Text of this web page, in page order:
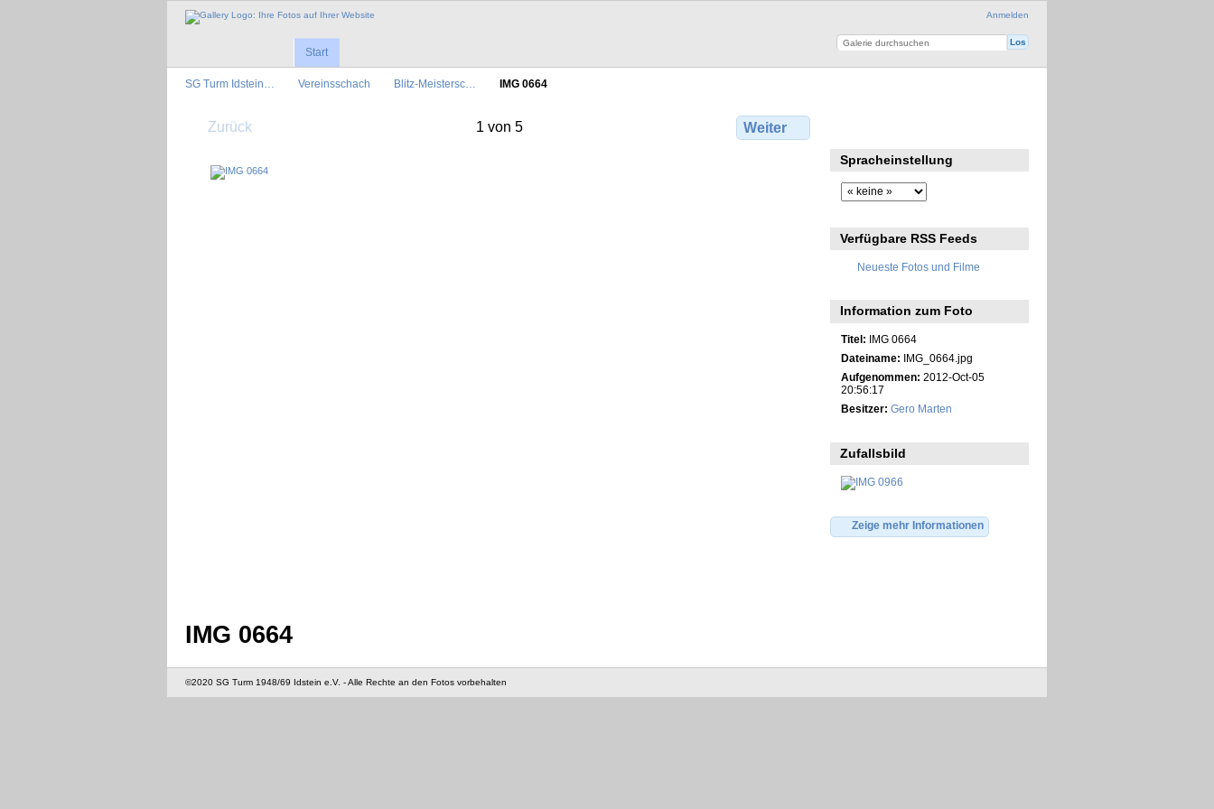
Anmelden
Start
SG Turm Idstein… Vereinsschach Blitz-Meistersc… IMG 0664
Zurück 1 von 5 Weiter
IMG 0664
Spracheinstellung
Verfügbare RSS Feeds
Neueste Fotos und Filme
Information zum Foto
Titel: IMG 0664
Dateiname: IMG_0664.jpg
Aufgenommen: 2012-Oct-05
20:56:17
Besitzer: Gero Marten
Zufallsbild
Zeige mehr Informationen
©2020 SG Turm 1948/69 Idstein e.V. - Alle Rechte an den Fotos vorbehalten